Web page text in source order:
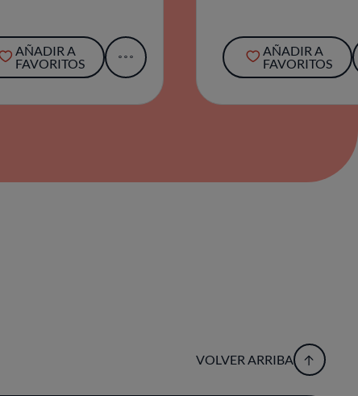
AÑADIR A
FAVORITOS
AÑADIR A
FAVORITOS
VOLVER ARRIBA